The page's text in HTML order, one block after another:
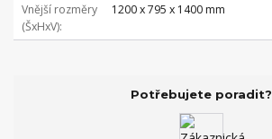
Vnější rozměry
(ŠxHxV)
1200 x 795 x 1400 mm
Potřebujete poradit?